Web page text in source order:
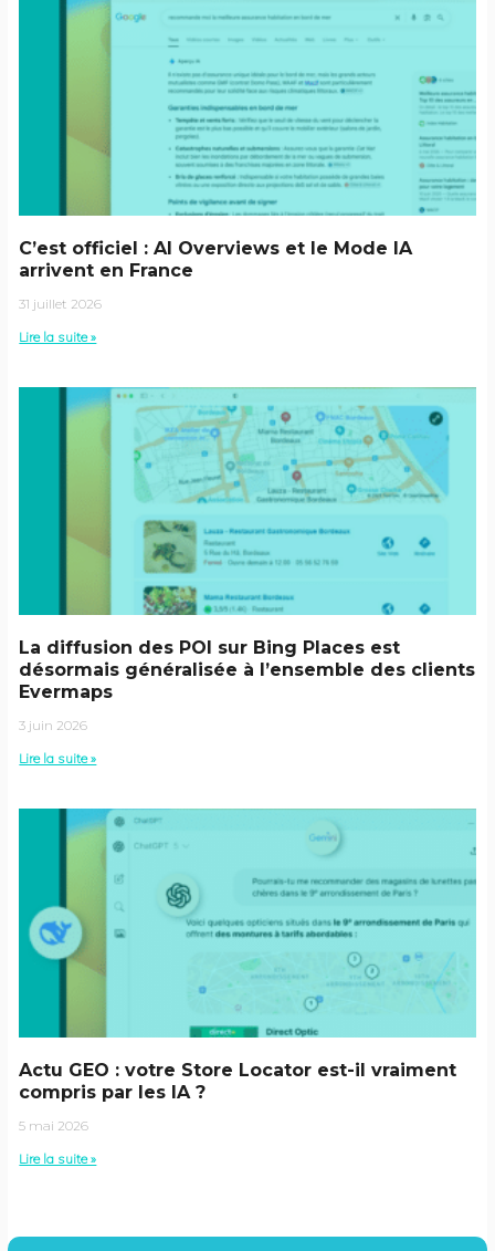
C’est officiel : AI Overviews et le Mode IA
arrivent en France
31 juillet 2026
Lire la suite »
La diffusion des POI sur Bing Places est
désormais généralisée à l’ensemble des clients
Evermaps
3 juin 2026
Lire la suite »
Actu GEO : votre Store Locator est-il vraiment
compris par les IA ?
5 mai 2026
Lire la suite »